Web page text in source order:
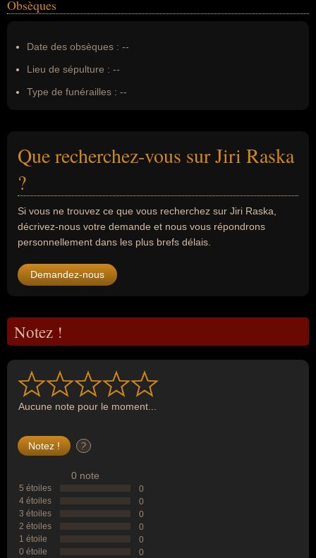
Obsèques
Date des obsèques : --
Lieu de sépulture : --
Type de funérailles : --
Que recherchez-vous sur Jiri Raska
?
Si vous ne trouvez ce que vous recherchez sur Jiri Raska,
décrivez-nous votre demande et nous vous répondrons
personnellement dans les plus brefs délais.
Demandez-nous
Notez !
Aucune note pour le moment...
?
0 note
5 étoiles
0
4 étoiles
0
3 étoiles
0
2 étoiles
0
1 étoile
0
0 étoile
0